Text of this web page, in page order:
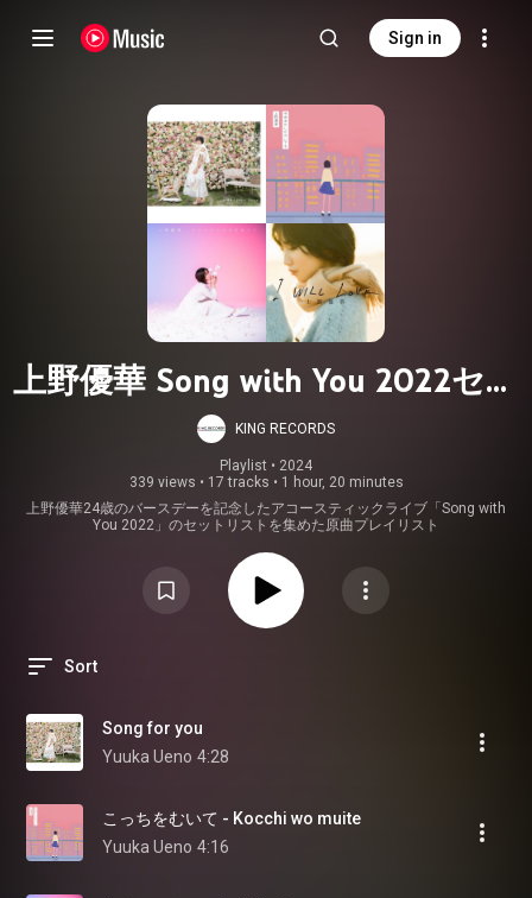
Sign in
上野優華 Song with You 2022セッ
トリスト
KING RECORDS
Playlist • 2024
339 views • 17 tracks • 1 hour, 20 minutes
上野優華24歳のバースデーを記念したアコースティックライブ「Song with
You 2022」のセットリストを集めた原曲プレイリスト
Sort
Song for you
Yuuka Ueno 4:28
こっちをむいて - Kocchi wo muite
Yuuka Ueno 4:16